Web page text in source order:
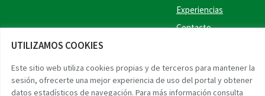
UTILIZAMOS COOKIES
Este sitio web utiliza cookies propias y de terceros para mantener la
sesión, ofrecerte una mejor experiencia de uso del portal y obtener
datos estadísticos de navegación. Para más información consulta
Experiencias
Contacto
Accesibilidad Aviso legal Protección de datos